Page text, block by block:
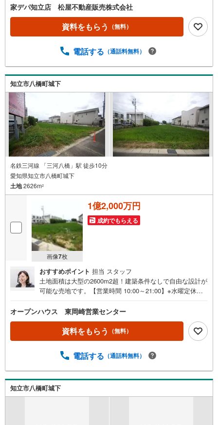
ンフォメーション】・来迎寺小学校まで約1460m（徒歩19
分）・竜北中学校まで約2100m（徒歩27分）・コープメグ
リアはなぞの店まで約850m（徒歩11分）・セブンイレブン
豊田市花園町店まで約1300m（徒歩17分）・ドラッグスギ
店まで約570m（徒歩8分）・豊田花園郵便局まで約650m
分）・池下公園まで約70m（徒歩1分）☆物件担当の山本で
す。本物件は名鉄三河線「三河八橋」駅徒歩7分の立地で住
環境、利便性共に良好な土地面積128.34坪、土地接道間口
約24.5mのゆとりのある物件です。建築条件は無くご希望
のハウスメーカー様で建築可能です。お勧めできる物件で
すので住宅用地として是非ご検討下さい！多くのお問合せ
お待ちしております。
家デパ知立店 松屋不動産販売株式会社
資料をもらう （無料）
電話する （通話料無料）
知立市八橋町城下
名鉄三河線 「三河八橋」駅 徒歩10分
愛知県知立市八橋町城下
土地2626m2
画像7枚
1億2,000万円
成約でもらえる
おすすめポイント 担当 スタッフ
土地面積は大型の2600m2超！建築条件なしで自由な設計が
可能な売地です。【営業時間 10:00～21:00】※水曜定休上
軽にご連絡ください！現地を見学される場合は「室内・現
地を見学する（無料）」ボタンよりご希望の日時をご記入
いただけますとスムーズにご案内が可能です。◎現地のご
案内について・平日や夜遅い時間帯もご案内が可能 ※定休
いたします。・車でご自宅や最寄り駅等、ご指定の場所ま
◎個別FP相談会 無料物件のご紹介だけでなく住宅ロー
ン・資金のご相談、まずは家探しについて話を聞きたいと
いう方も大歓迎です！年間8000棟以上の限定物件を発表し
オープンハウス 東岡崎営業センター
資料をもらう （無料）
電話する （通話料無料）
知立市八橋町城下